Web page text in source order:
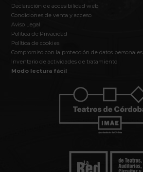
Declaración de accesibilidad web
Condiciones de venta y acceso
Aviso Legal
Política de Privacidad
Política de cookies
Compromiso con la protección de datos personales
Inventario de actividades de tratamiento
Modo lectura fácil